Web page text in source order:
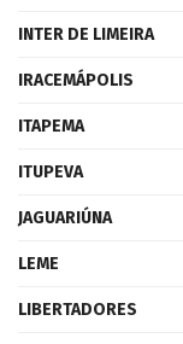
INTER DE LIMEIRA
IRACEMÁPOLIS
ITAPEMA
ITUPEVA
JAGUARIÚNA
LEME
LIBERTADORES